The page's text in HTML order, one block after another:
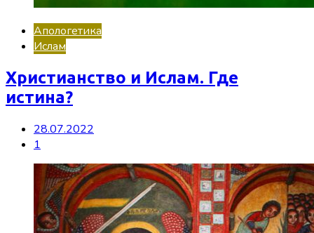
Апологетика
Ислам
Христианство и Ислам. Где
истина?
28.07.2022
1